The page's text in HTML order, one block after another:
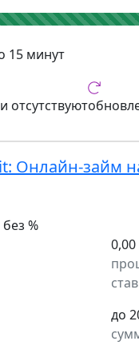
15 минут
отсутствуют
Онлайн-займ
%
0,00
до